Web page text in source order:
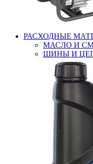
РАСХОДНЫЕ
МАСЛО И
ШИНЫ И